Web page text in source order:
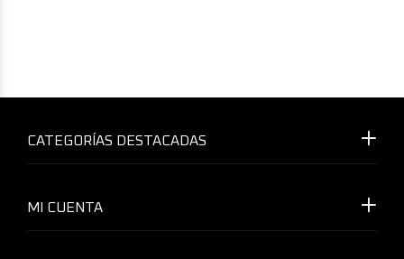
CATEGORÍAS DESTACADAS
MI CUENTA